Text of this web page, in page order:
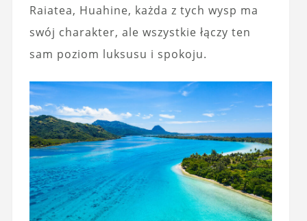
Raiatea, Huahine, każda z tych wysp ma
swój charakter, ale wszystkie łączy ten
sam poziom luksusu i spokoju.